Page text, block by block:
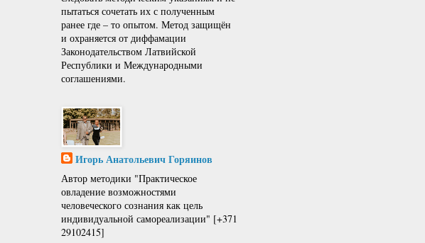
пытаться сочетать их с полученным
ранее где – то опытом. Метод защищён
и охраняется от диффамации
Законодательством Латвийской
Республики и Международными
соглашениями.
Игорь Анатольевич Горяинов
Автор методики "Практическое
овладение возможностями
человеческого сознания как цель
индивидуальной самореализации" [+371
29102415]